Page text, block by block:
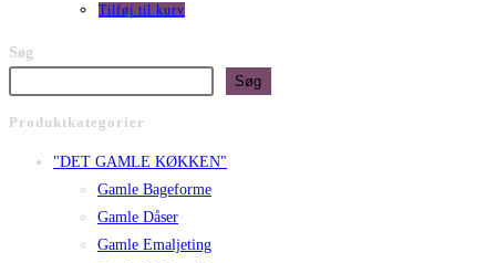
Tilføj til kurv
Søg
Søg
Produktkategorier
"DET GAMLE KØKKEN"
Gamle Bageforme
Gamle Dåser
Gamle Emaljeting